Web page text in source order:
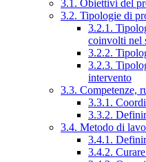
3.1. Obiettivi del
3.2. Tipologie di
3.2.1.
coinvolti nel
3.2.2.
3.2.3.
intervento
3.3. Competenze,
3.3.1.
3.3.2.
3.4. Metodo di
3.4.1.
3.4.2.